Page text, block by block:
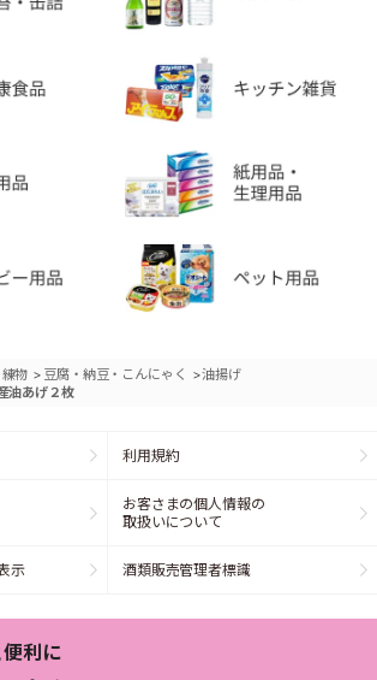
物 > 豆腐・納豆・こんにゃく >油揚げ
油あげ２枚
利用規約
お客さまの個人情報の
取扱いについて
示 酒類販売管理者標識
利に